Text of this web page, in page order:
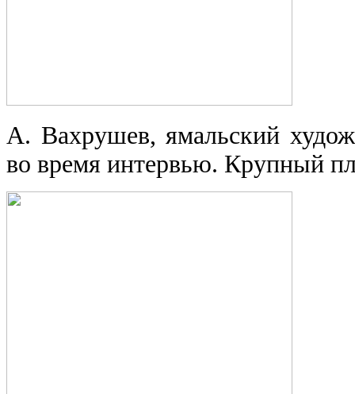
А. Вахрушев, ямальский
во время интервью. Крупный